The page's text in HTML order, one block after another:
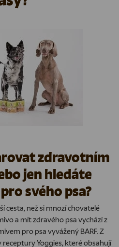
zdravotním
jen hledáte
svého psa?
cesta, než si mnozí chovatelé
a mít zdravého psa vychází z
pro psa vyvážený BARF. Z
Yoggies, které obsahují